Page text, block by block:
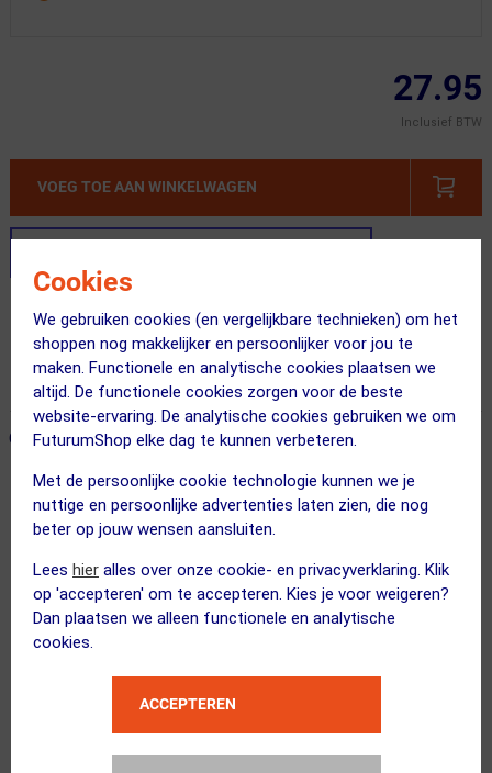
Cookies
We gebruiken cookies (en vergelijkbare technieken) om het
shoppen nog makkelijker en persoonlijker voor jou te
maken. Functionele en analytische cookies plaatsen we
altijd. De functionele cookies zorgen voor de beste
website-ervaring. De analytische cookies gebruiken we om
FuturumShop elke dag te kunnen verbeteren.
Met de persoonlijke cookie technologie kunnen we je
nuttige en persoonlijke advertenties laten zien, die nog
beter op jouw wensen aansluiten.
Lees hier alles over onze cookie- en privacyverklaring. Klik
op 'accepteren' om te accepteren. Kies je voor weigeren?
Dan plaatsen we alleen functionele en analytische
cookies.
ACCEPTEREN
27.95
Inclusief BTW
VOEG TOE AAN WINKELWAGEN
Gratis verzending vanaf €49
Vandaag besteld = maandag in huis!
365 dagen retourrecht
← Terug naar productnavigatie
ONZE AANBEVOLEN COMBINATIE
Topeak
EarthFood